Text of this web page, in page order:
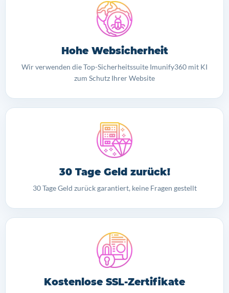
Hohe Websicherheit
Wir verwenden die Top-Sicherheitssuite Imunify360 mit KI
zum Schutz Ihrer Website
30 Tage Geld zurück!
30 Tage Geld zurück garantiert, keine Fragen gestellt
Kostenlose SSL-Zertifikate